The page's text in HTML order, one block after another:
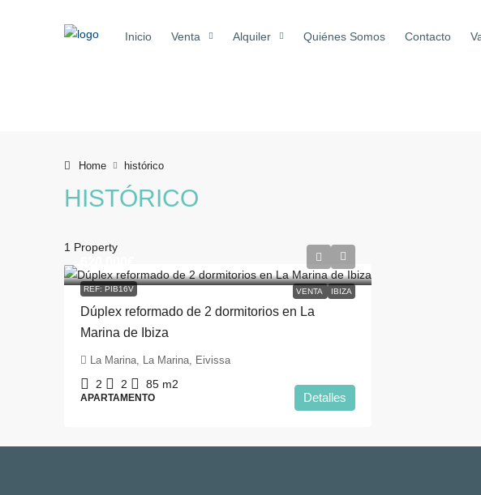
Inicio Venta Alquiler Quiénes Somos Contacto
Home histórico
HISTÓRICO
1 Property
REF: PIB16V VENTA IBIZA
Dúplex reformado de 2 dormitorios en La
Marina de Ibiza
La Marina, La Marina, Eivissa
2 2 85 m2
APARTAMENTO Detalles